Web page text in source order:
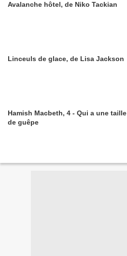
Avalanche hôtel, de Niko Tackian
Linceuls de glace, de Lisa Jackson
Hamish Macbeth, 4 - Qui a une taille
de guêpe